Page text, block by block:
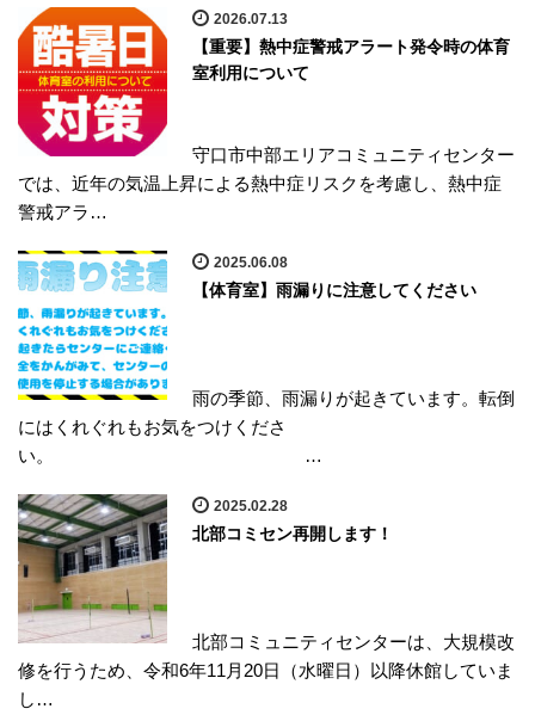
2026.07.13
【重要】熱中症警戒アラート発令時の体育
室利用について
守口市中部エリアコミュニティセンター
では、近年の気温上昇による熱中症リスクを考慮し、熱中症
警戒アラ…
2025.06.08
【体育室】雨漏りに注意してください
雨の季節、雨漏りが起きています。転倒
にはくれぐれもお気をつけくださ
い。 …
2025.02.28
北部コミセン再開します！
北部コミュニティセンターは、大規模改
修を行うため、令和6年11月20日（水曜日）以降休館していま
し…